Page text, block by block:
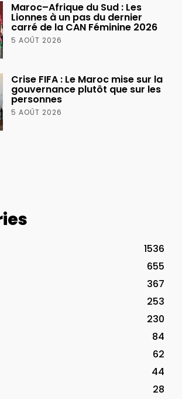
Maroc–Afrique du Sud : Les
Lionnes à un pas du dernier
carré de la CAN Féminine 2026
5 AOÛT 2026
Crise FIFA : Le Maroc mise sur la
gouvernance plutôt que sur les
personnes
5 AOÛT 2026
1536
655
367
253
230
84
62
44
28